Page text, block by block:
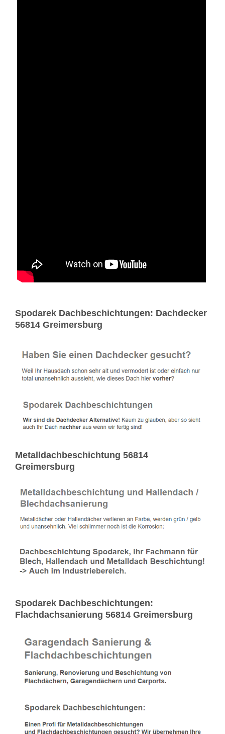
Spodarek Dachbeschichtungen: Dachdecker
56814 Greimersburg
Metalldachbeschichtung 56814
Greimersburg
Spodarek Dachbeschichtungen:
Flachdachsanierung 56814 Greimersburg